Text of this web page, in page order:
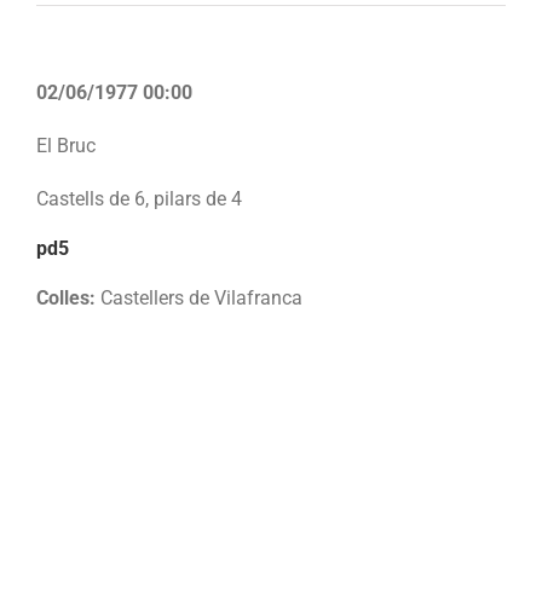
02/06/1977 00:00
El Bruc
Castells de 6, pilars de 4
pd5
Colles: Castellers de Vilafranca